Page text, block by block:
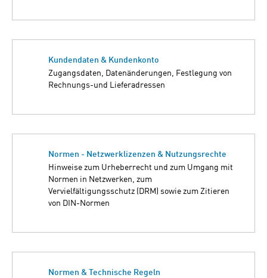
Kundendaten & Kundenkonto
Zugangsdaten, Datenänderungen, Festlegung von
Rechnungs-und Lieferadressen
Normen - Netzwerklizenzen & Nutzungsrechte
Hinweise zum Urheberrecht und zum Umgang mit
Normen in Netzwerken, zum
Vervielfältigungsschutz (DRM) sowie zum Zitieren
von DIN-Normen
Normen & Technische Regeln